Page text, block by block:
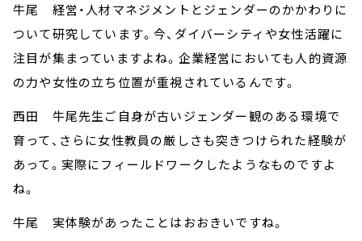
牛尾 経営・人材マネジメントとジェンダーのかかわりに
ついて研究しています。今、ダイバーシティや女性活躍に
注目が集まっていますよね。企業経営においても人的資源
の力や女性の立ち位置が重視されているんです。
西田 牛尾先生ご自身が古いジェンダー観のある環境で
育って、さらに女性教員の厳しさも突きつけられた経験が
あって。実際にフィールドワークしたようなものですよ
ね。
牛尾 実体験があったことはおおきいですね。